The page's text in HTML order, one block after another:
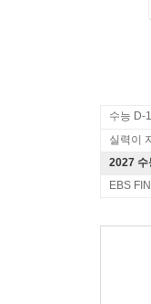
수능 D-
실력이
2027 수
EBS